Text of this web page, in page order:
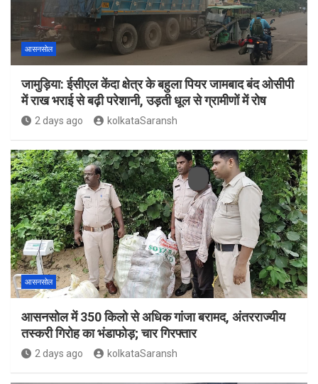
आसनसोल
जामुड़िया: ईसीएल केंदा क्षेत्र के बहुला पियर जामबाद बंद ओसीपी
में राख भराई से बढ़ी परेशानी, उड़ती धूल से ग्रामीणों में रोष
2 days ago kolkataSaransh
आसनसोल
आसनसोल में 350 किलो से अधिक गांजा बरामद, अंतरराज्यीय
तस्करी गिरोह का भंडाफोड़; चार गिरफ्तार
2 days ago kolkataSaransh